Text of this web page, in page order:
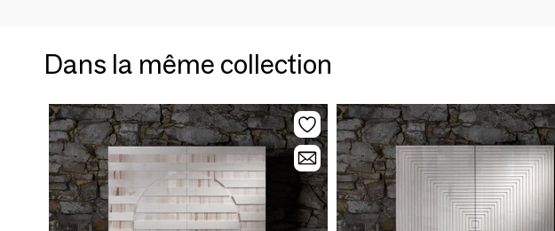
Dans la même collection